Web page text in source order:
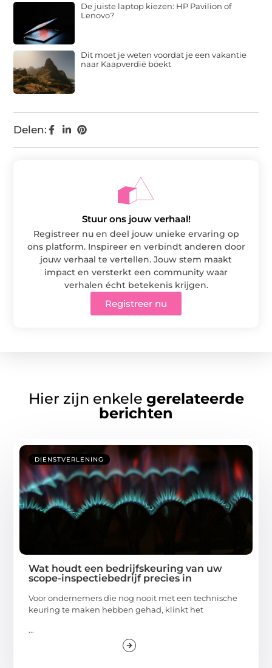
Delen:
De juiste laptop kiezen: HP Pavilion of
Lenovo?
Dit moet je weten voordat je een vakantie
naar Kaapverdië boekt
Stuur ons jouw verhaal!
Registreer nu en deel jouw unieke ervaring op
ons platform. Inspireer en verbindt anderen door
jouw verhaal te vertellen. Jouw stem maakt
impact en versterkt een community waar
verhalen écht betekenis krijgen.
Registreer nu
Hier zijn enkele gerelateerde
berichten
DIENSTVERLENING
Wat houdt een bedrijfskeuring van uw
scope-inspectiebedrijf precies in
Voor ondernemers die nog nooit met een technische
keuring te maken hebben gehad, klinkt het
...